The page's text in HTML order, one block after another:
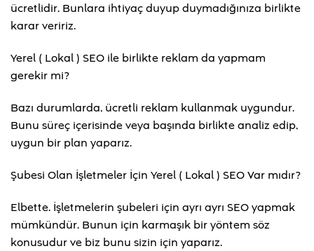
ücretlidir. Bunlara ihtiyaç duyup duymadığınıza birlikte
karar veririz.
Yerel ( Lokal ) SEO ile birlikte reklam da yapmam
gerekir mi?
Bazı durumlarda, ücretli reklam kullanmak uygundur.
Bunu süreç içerisinde veya başında birlikte analiz edip,
uygun bir plan yaparız.
Şubesi Olan İşletmeler İçin Yerel ( Lokal ) SEO Var mıdır?
Elbette. İşletmelerin şubeleri için ayrı ayrı SEO yapmak
mümkündür. Bunun için karmaşık bir yöntem söz
konusudur ve biz bunu sizin için yaparız.